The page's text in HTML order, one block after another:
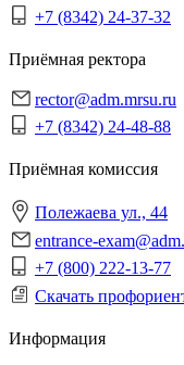
+7 (8342) 24-37-32
Приёмная ректора
rector@adm.mrsu.ru
+7 (8342) 24-48-88
Приёмная комиссия
Полежаева ул., 44
entrance-
+7 (800) 222-13-77
Скачать
Информация